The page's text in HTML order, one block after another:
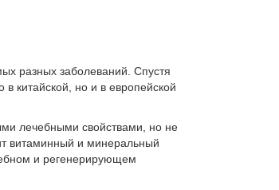
разных заболеваний. Спустя
китайской, но и в европейской
лечебными свойствами, но не
витаминный и минеральный
и регенерирующем